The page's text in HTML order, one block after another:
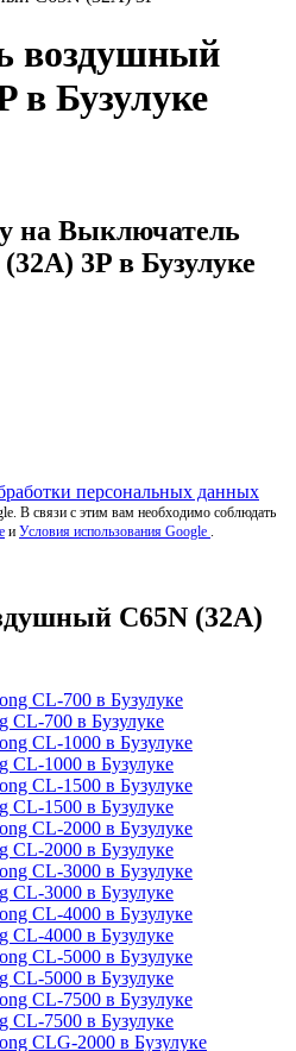
воздушный
в Бузулуке
на Выключатель
3P в Бузулуке
персональных данных
В связи с этим вам необходимо соблюдать
и Условия использования Google
C65N (32A)
700 в Бузулуке
1000 в Бузулуке
1500 в Бузулуке
2000 в Бузулуке
3000 в Бузулуке
4000 в Бузулуке
5000 в Бузулуке
7500 в Бузулуке